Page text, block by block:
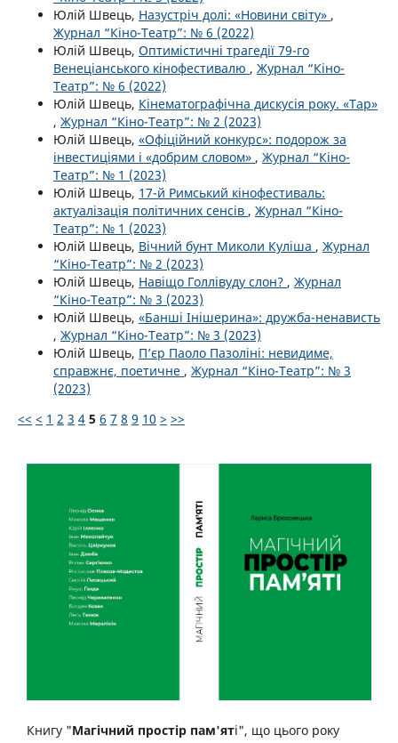
Юлій Швець, Назустріч долі: «Новини світу» ,
Журнал “Кіно-Театр”: № 6 (2022)
Юлій Швець, Оптимістичні трагедії 79-го
Венеціанського кінофестивалю , Журнал “Кіно-
Театр”: № 6 (2022)
Юлій Швець, Кінематографічна дискусія року. «Тар»
, Журнал “Кіно-Театр”: № 2 (2023)
Юлій Швець, «Офіційний конкурс»: подорож за
інвестиціями і «добрим словом» , Журнал “Кіно-
Театр”: № 1 (2023)
Юлій Швець, 17-й Римський кінофестиваль:
актуалізація політичних сенсів , Журнал “Кіно-
Театр”: № 1 (2023)
Юлій Швець, Вічний бунт Миколи Куліша , Журнал
“Кіно-Театр”: № 2 (2023)
Юлій Швець, Навіщо Голлівуду слон? , Журнал
“Кіно-Театр”: № 3 (2023)
Юлій Швець, «Банші Інішерина»: дружба-ненависть
, Журнал “Кіно-Театр”: № 3 (2023)
Юлій Швець, П’єр Паоло Пазоліні: невидиме,
справжнє, поетичне , Журнал “Кіно-Театр”: № 3
(2023)
<< < 1 2 3 4 5 6 7 8 9 10 > >>
Книгу "Магічний простір пам'яті", що цього року